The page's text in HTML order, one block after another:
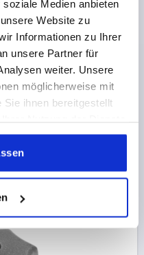
Medien anbieten
Website zu
Informationen zu Ihrer
unsere Partner für
weiter. Unsere
möglicherweise mit
ihnen bereitgestellt
FORM:B, GRAUGUSS
FORM=B